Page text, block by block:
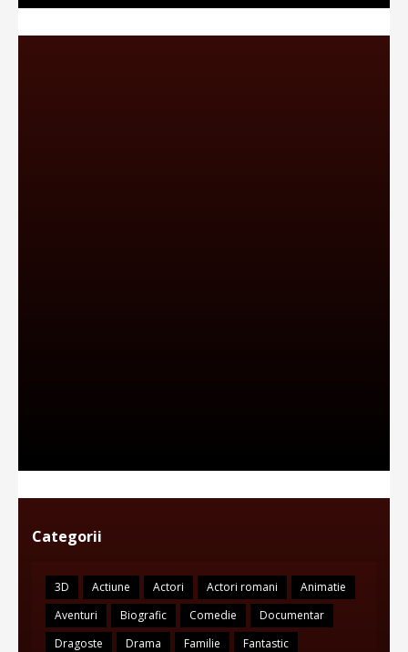
Categorii
3D Actiune Actori Actori romani
Animatie
Aventuri
Biografic Comedie
Documentar
Dragoste
Drama Familie
Fantastic